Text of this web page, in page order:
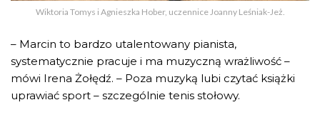
Wiktoria Tomys i Agnieszka Hober, uczennice Joanny Leśniak-Jeż.
– Marcin to bardzo utalentowany pianista,
systematycznie pracuje i ma muzyczną wrażliwość –
mówi Irena Żołędź. – Poza muzyką lubi czytać książki
uprawiać sport – szczególnie tenis stołowy.